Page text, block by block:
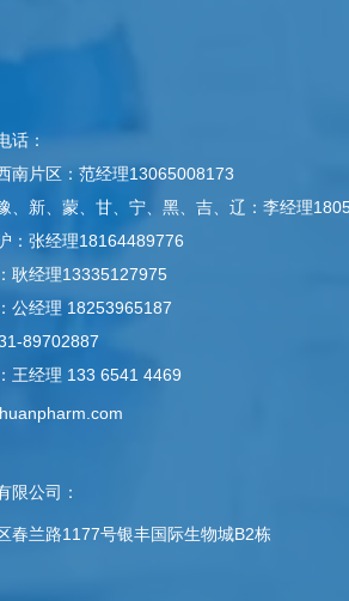
话：
南片区：范经理13065008173
、新、蒙、甘、宁、黑、吉、辽：李经理
：张经理18164489776
耿经理13335127975
公经理 18253965187
89702887
王经理 133 6541 4469
限公司：
春兰路1177号银丰国际生物城B2栋